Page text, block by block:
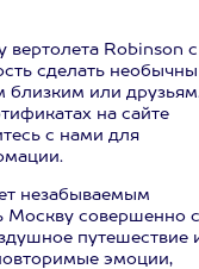
вертолета Robinson с
сделать
или
на сайте
с нами для
незабываемым
Москву совершенно с
путешествие
эмоции,